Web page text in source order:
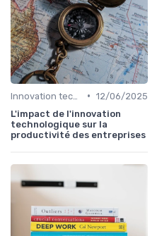
• 12/06/2025
L'impact de l'innovation
technologique sur la
productivité des entreprises